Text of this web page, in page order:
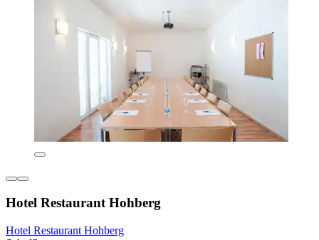
Hotel Restaurant Hohberg
Hotel Restaurant Hohberg